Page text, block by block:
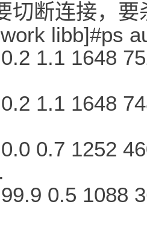
切断连接，
libb]#ps
1.1 1648
1.1 1648
0.7 1252
0.5 1088